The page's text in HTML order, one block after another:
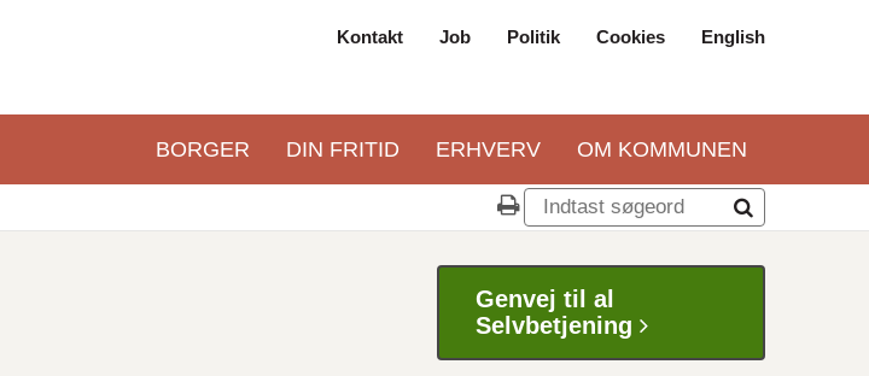
navigation
Kontakt Job Politik Cookies English
Primær
BORGER DIN FRITID ERHVERV OM KOMMUNEN
Genvej til al
Selvbetjening